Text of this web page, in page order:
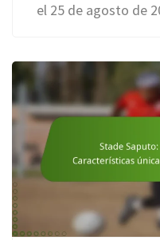
el 25 de agosto de